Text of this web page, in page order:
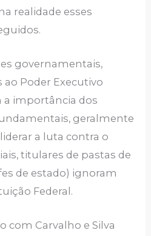
realidade esses
governamentais,
Poder Executivo
a importância dos
geralmente
a luta contra o
titulares de pastas de
de estado) ignoram
Federal.
com Carvalho e Silva